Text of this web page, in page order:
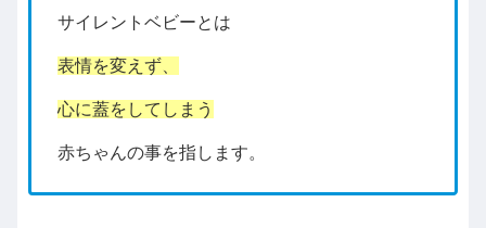
サイレントベビーとは
表情を変えず、
心に蓋をしてしまう
赤ちゃんの事を指します。